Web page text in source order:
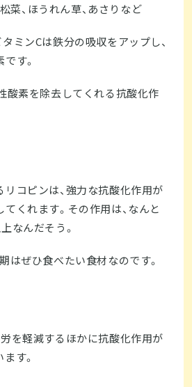
菜、ほうれん草、あさりなど
ミンCは鉄分の吸収をアップし、
す。
酸素を除去してくれる抗酸化作
リコピンは、強力な抗酸化作用が
くれます。その作用は、なんと
なんだそう。
はぜひ食べたい食材なのです。
を軽減するほかに抗酸化作用が
す。